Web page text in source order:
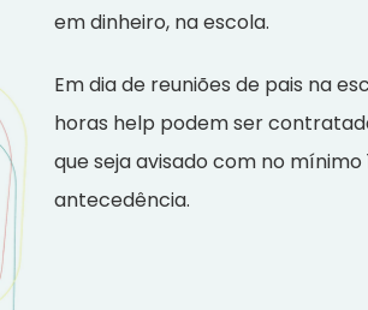
em dinheiro, na escola.
Em dia de reuniões de pais na
horas help podem ser
que seja avisado com no mínimo
antecedência.